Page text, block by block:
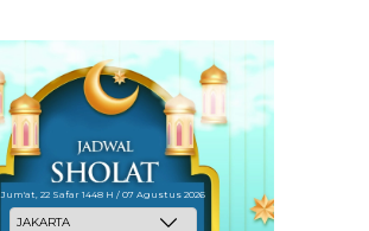
Jum'at, 22 Safar 1448 H / 07 Agustus 2026